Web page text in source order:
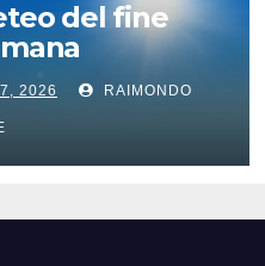
del fine
2026 RAIMONDO